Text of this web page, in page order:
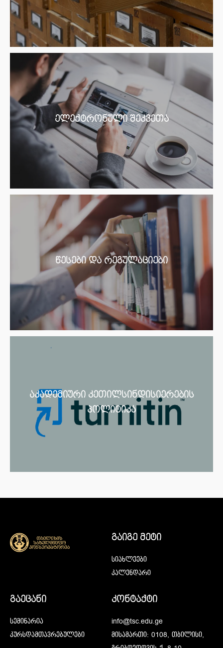
ელექტრონული შეკვეთა
წესები და რეგულაციები
აკადემიური კეთილსინდისიერების
პოლიტიკა
გაიგე მეტი
სიახლეები
კალენდარი
გაეცანი
სემინარია
კურსდამთავრებულები
კონტაქტი
info@tsc.edu.ge
მისამართი: 0108, თბილისი,